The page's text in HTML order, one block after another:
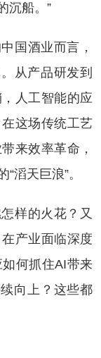
沉船。”
国酒业而言，
从产品研发到
人工智能的应
这场传统工艺
来效率革命，
滔天巨浪”。
样的火花？又
产业面临深度
何抓住AI带来
向上？这些都